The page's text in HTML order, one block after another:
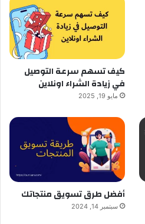
كيف تسهم سرعة التوصيل
في زيادة الشراء اونلاين
مايو 19, 2025
أفضل طرق تسويق منتجاتك
سبتمبر 14, 2024